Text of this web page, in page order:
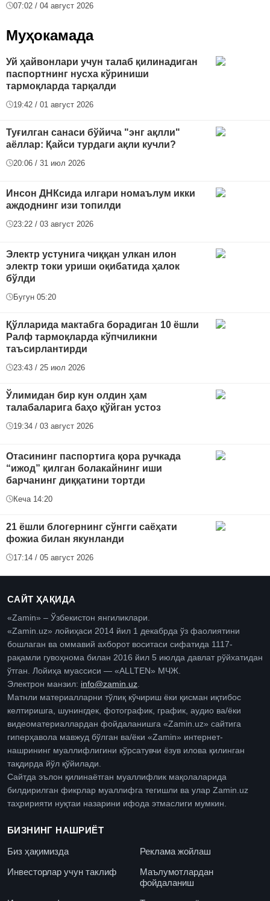
07:02 / 04 август 2026
Муҳокамада
Уй ҳайвонлари учун талаб қилинадиган
паспортнинг нусха кўриниши
тармоқларда тарқалди
19:42 / 01 август 2026
Туғилган санаси бўйича "энг ақлли"
аёллар: Қайси турдаги ақли кучли?
20:06 / 31 июл 2026
Инсон ДНКсида илгари номаълум икки
аждоднинг изи топилди
23:22 / 03 август 2026
Электр устунига чиққан улкан илон
электр токи уриши оқибатида ҳалок
бўлди
Бугун 05:20
Қўлларида мактабга борадиган 10 ёшли
Ралф тармоқларда кўпчиликни
таъсирлантирди
23:43 / 25 июл 2026
Ўлимидан бир кун олдин ҳам
талабаларига баҳо қўйган устоз
19:34 / 03 август 2026
Отасининг паспортига қора ручкада
“ижод” қилган болакайнинг иши
барчанинг диққатини тортди
Кеча 14:20
21 ёшли блогернинг сўнгги саёҳати
фожиа билан якунланди
17:14 / 05 август 2026
САЙТ ҲАҚИДА
«Zamin» – Ўзбекистон янгиликлари.
«Zamin.uz» лойиҳаси 2014 йил 1 декабрда ўз фаолиятини
бошлаган ва оммавий ахборот воситаси сифатида 1117-
рақамли гувоҳнома билан 2016 йил 5 июлда давлат рўйхатидан
ўтган. Лойиҳа муассиси — «ALLTEN» МЧЖ.
Электрон манзил: info@zamin.uz
Матнли материалларни тўлиқ кўчириш ёки қисман иқтибос
келтиришга, шунингдек, фотографик, график, аудио ва/ёки
видеоматериаллардан фойдаланишга «Zamin.uz» сайтига
гиперҳавола мавжуд бўлган ва/ёки «Zamin» интернет-
нашрининг муаллифлигини кўрсатувчи ёзув илова қилинган
тақдирда йўл қўйилади.
Сайтда эълон қилинаётган муаллифлик мақолаларида
билдирилган фикрлар муаллифга тегишли ва улар Zamin.uz
таҳририяти нуқтаи назарини ифода этмаслиги мумкин.
БИЗНИНГ НАШРИЁТ
Биз ҳақимизда
Реклама жойлаш
Инвесторлар учун таклиф
Маълумотлардан
фойдаланиш